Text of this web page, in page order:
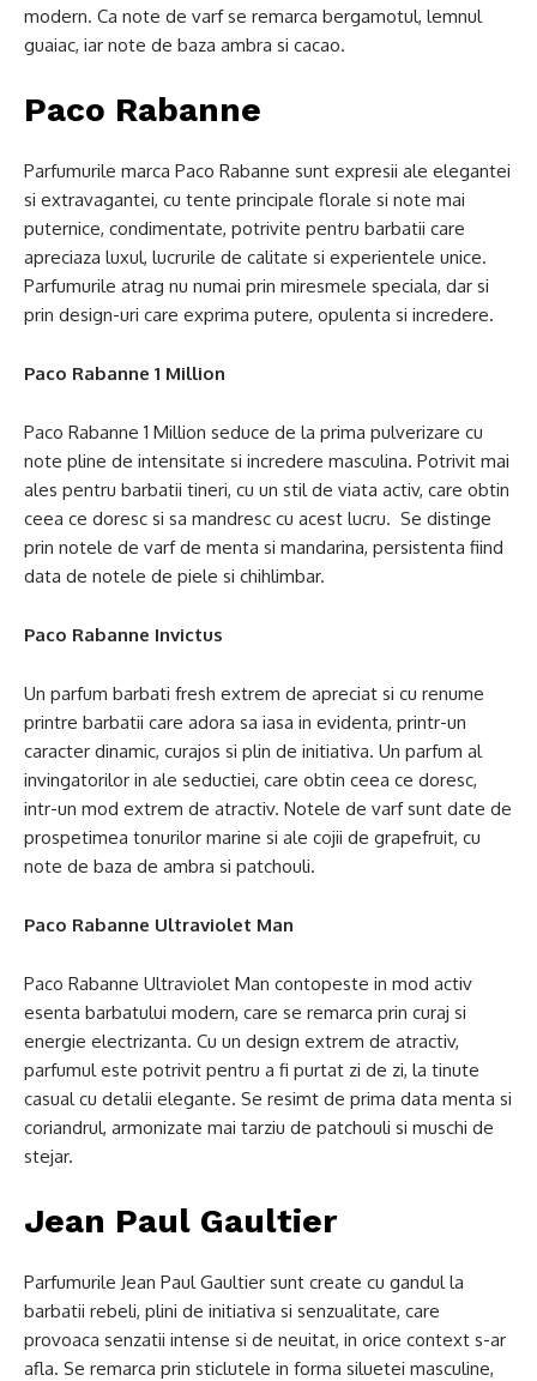
modern. Ca note de varf se remarca bergamotul, lemnul
guaiac, iar note de baza ambra si cacao.
Paco Rabanne
Parfumurile marca Paco Rabanne sunt expresii ale elegantei
si extravagantei, cu tente principale florale si note mai
puternice, condimentate, potrivite pentru barbatii care
apreciaza luxul, lucrurile de calitate si experientele unice.
Parfumurile atrag nu numai prin miresmele speciala, dar si
prin design-uri care exprima putere, opulenta si incredere.
Paco Rabanne 1 Million
Paco Rabanne 1 Million seduce de la prima pulverizare cu
note pline de intensitate si incredere masculina. Potrivit mai
ales pentru barbatii tineri, cu un stil de viata activ, care obtin
ceea ce doresc si sa mandresc cu acest lucru. Se distinge
prin notele de varf de menta si mandarina, persistenta fiind
data de notele de piele si chihlimbar.
Paco Rabanne Invictus
Un parfum barbati fresh extrem de apreciat si cu renume
printre barbatii care adora sa iasa in evidenta, printr-un
caracter dinamic, curajos si plin de initiativa. Un parfum al
invingatorilor in ale seductiei, care obtin ceea ce doresc,
intr-un mod extrem de atractiv. Notele de varf sunt date de
prospetimea tonurilor marine si ale cojii de grapefruit, cu
note de baza de ambra si patchouli.
Paco Rabanne Ultraviolet Man
Paco Rabanne Ultraviolet Man contopeste in mod activ
esenta barbatului modern, care se remarca prin curaj si
energie electrizanta. Cu un design extrem de atractiv,
parfumul este potrivit pentru a fi purtat zi de zi, la tinute
casual cu detalii elegante. Se resimt de prima data menta si
coriandrul, armonizate mai tarziu de patchouli si muschi de
stejar.
Jean Paul Gaultier
Parfumurile Jean Paul Gaultier sunt create cu gandul la
barbatii rebeli, plini de initiativa si senzualitate, care
provoaca senzatii intense si de neuitat, in orice context s-ar
afla. Se remarca prin sticlutele in forma siluetei masculine,